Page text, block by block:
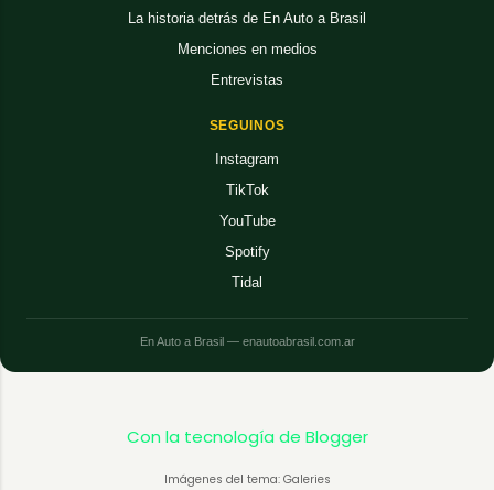
La historia detrás de En Auto a Brasil
Menciones en medios
Entrevistas
SEGUINOS
Instagram
TikTok
YouTube
Spotify
Tidal
En Auto a Brasil — enautoabrasil.com.ar
Con la tecnología de Blogger
Imágenes del tema: Galeries